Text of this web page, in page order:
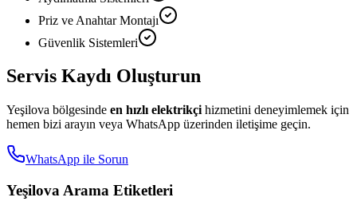
Priz ve Anahtar Montajı
Güvenlik Sistemleri
Servis Kaydı Oluşturun
Yeşilova bölgesinde en hızlı elektrikçi hizmetini deneyimlemek için
hemen bizi arayın veya WhatsApp üzerinden iletişime geçin.
WhatsApp ile Sorun
Yeşilova Arama Etiketleri